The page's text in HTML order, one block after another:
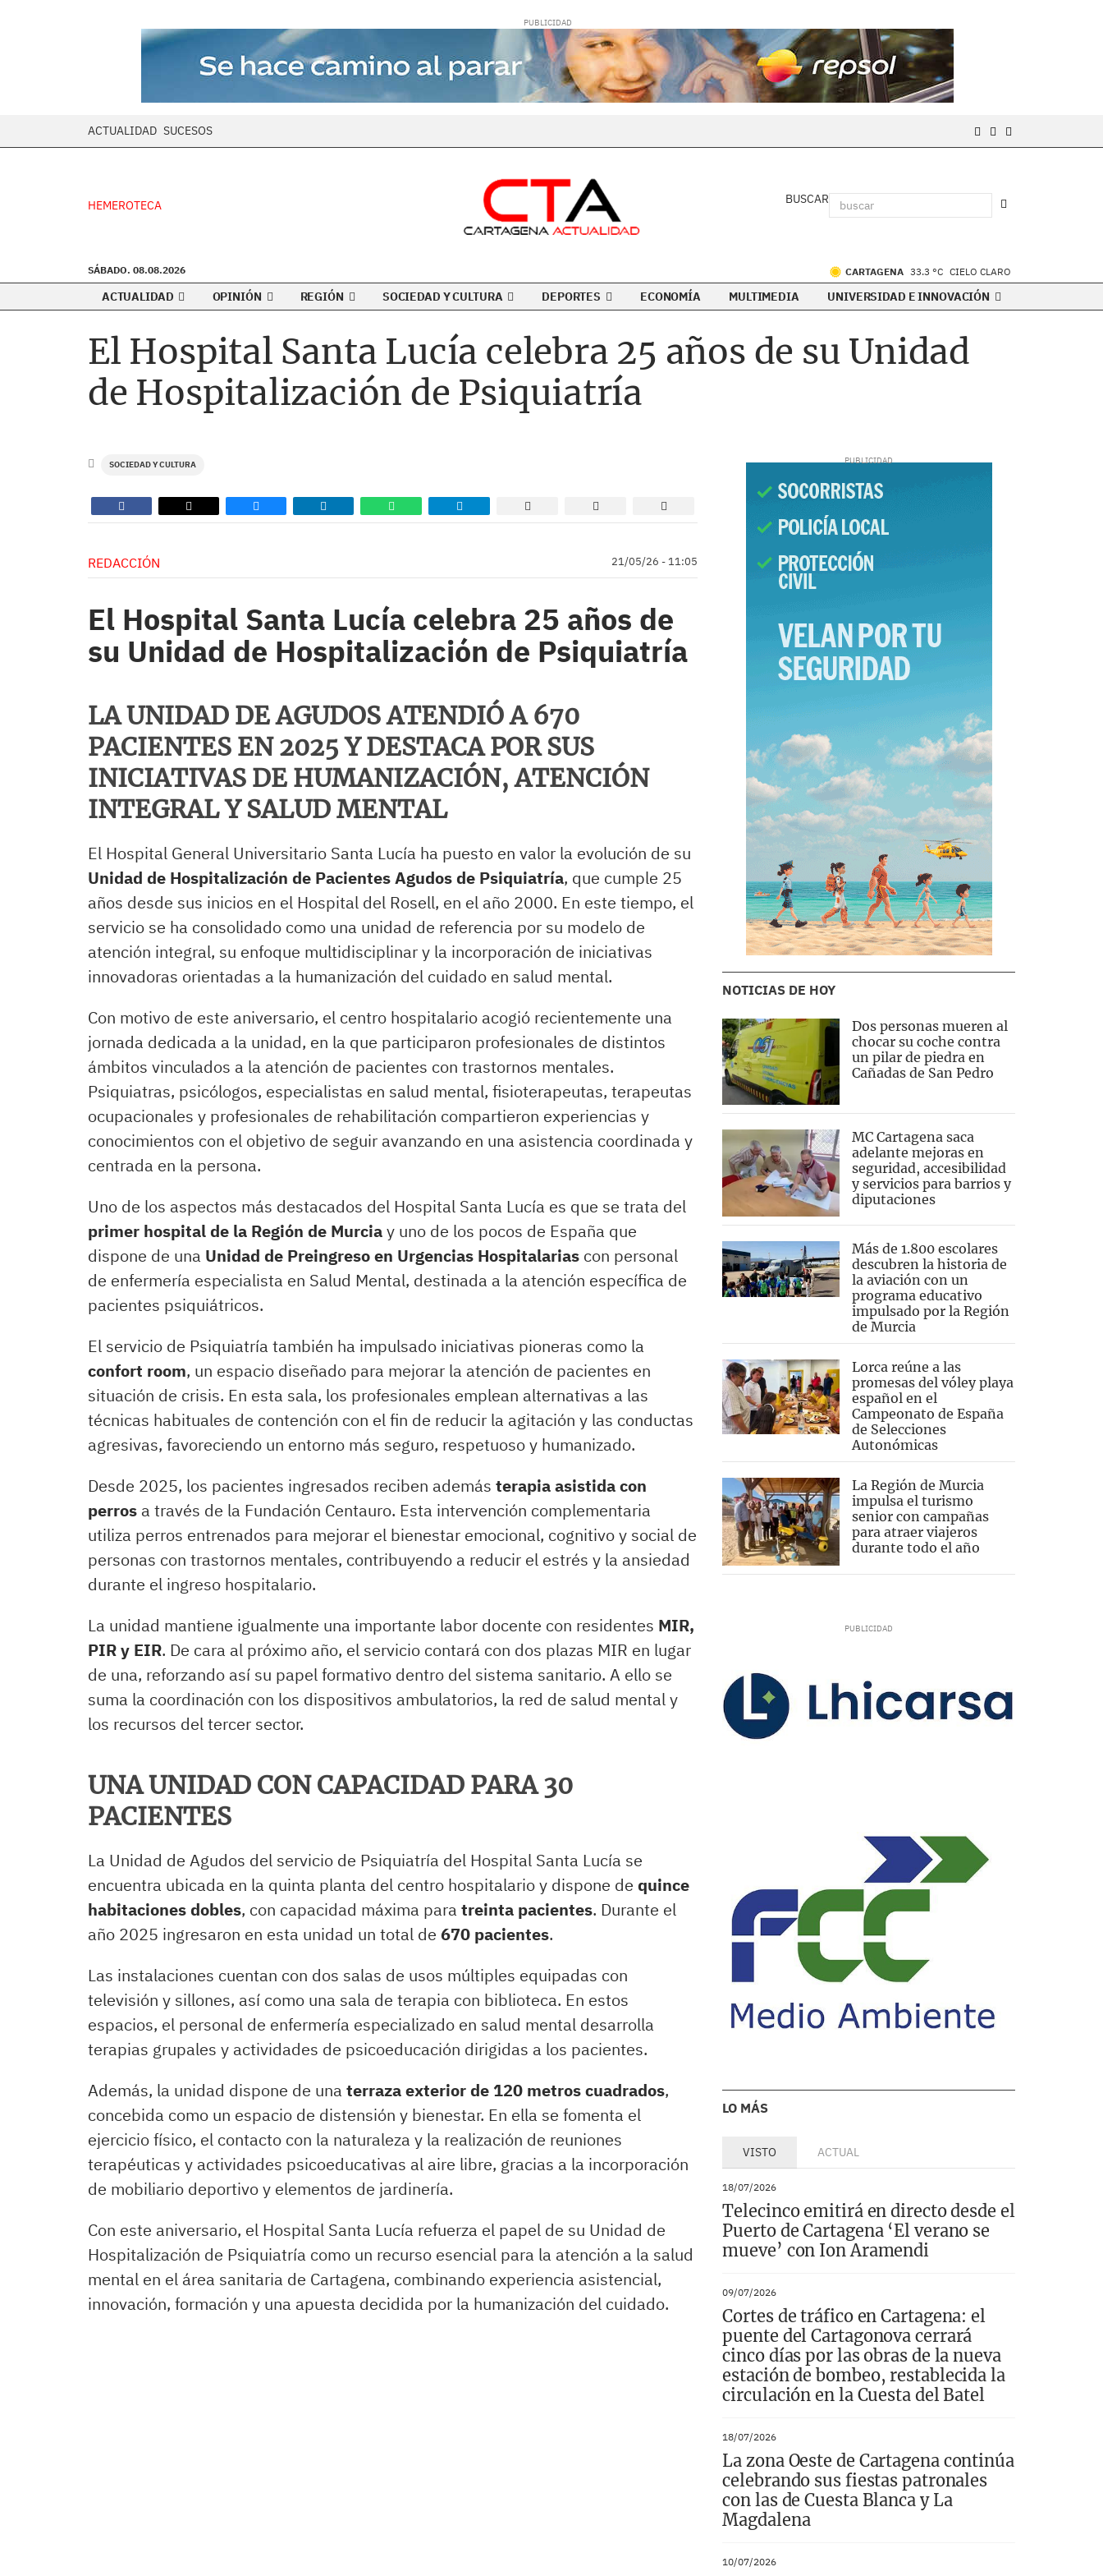
ACTUALIDAD SUCESOS
HEMEROTECA BUSCAR
SÁBADO. 08.08.2026 CARTAGENA 33.3 °C CIELO CLARO
ACTUALIDAD OPINIÓN REGIÓN SOCIEDAD Y CULTURA DEPORTES ECONOMÍA MULTIMEDIA UNIVERSIDAD E INNOVACIÓN
El Hospital Santa Lucía celebra 25 años de su Unidad
de Hospitalización de Psiquiatría
SOCIEDAD Y CULTURA
REDACCIÓN 21/05/26 - 11:05
El Hospital Santa Lucía celebra 25 años de
su Unidad de Hospitalización de Psiquiatría
LA UNIDAD DE AGUDOS ATENDIÓ A 670
PACIENTES EN 2025 Y DESTACA POR SUS
INICIATIVAS DE HUMANIZACIÓN, ATENCIÓN
INTEGRAL Y SALUD MENTAL
El Hospital General Universitario Santa Lucía ha puesto en valor la evolución de su
Unidad de Hospitalización de Pacientes Agudos de Psiquiatría, que cumple 25
años desde sus inicios en el Hospital del Rosell, en el año 2000. En este tiempo, el
servicio se ha consolidado como una unidad de referencia por su modelo de
atención integral, su enfoque multidisciplinar y la incorporación de iniciativas
innovadoras orientadas a la humanización del cuidado en salud mental.
Con motivo de este aniversario, el centro hospitalario acogió recientemente una
jornada dedicada a la unidad, en la que participaron profesionales de distintos
ámbitos vinculados a la atención de pacientes con trastornos mentales.
Psiquiatras, psicólogos, especialistas en salud mental, fisioterapeutas, terapeutas
ocupacionales y profesionales de rehabilitación compartieron experiencias y
conocimientos con el objetivo de seguir avanzando en una asistencia coordinada y
centrada en la persona.
Uno de los aspectos más destacados del Hospital Santa Lucía es que se trata del
primer hospital de la Región de Murciay uno de los pocos de España que
dispone de una Unidad de Preingreso en Urgencias Hospitalarias con personal
de enfermería especialista en Salud Mental, destinada a la atención específica de
pacientes psiquiátricos.
El servicio de Psiquiatría también ha impulsado iniciativas pioneras como la
confort room, un espacio diseñado para mejorar la atención de pacientes en
situación de crisis. En esta sala, los profesionales emplean alternativas a las
técnicas habituales de contención con el fin de reducir la agitación y las conductas
agresivas, favoreciendo un entorno más seguro, respetuoso y humanizado.
Desde 2025, los pacientes ingresados reciben además terapia asistida con
perros a través de la Fundación Centauro. Esta intervención complementaria
utiliza perros entrenados para mejorar el bienestar emocional, cognitivo y social de
personas con trastornos mentales, contribuyendo a reducir el estrés y la ansiedad
durante el ingreso hospitalario.
La unidad mantiene igualmente una importante labor docente con residentes MIR,
PIR y EIR. De cara al próximo año, el servicio contará con dos plazas MIR en lugar
de una, reforzando así su papel formativo dentro del sistema sanitario. A ello se
suma la coordinación con los dispositivos ambulatorios, la red de salud mental y
los recursos del tercer sector.
UNA UNIDAD CON CAPACIDAD PARA 30
PACIENTES
La Unidad de Agudos del servicio de Psiquiatría del Hospital Santa Lucía se
encuentra ubicada en la quinta planta del centro hospitalario y dispone de quince
habitaciones dobles, con capacidad máxima para treinta pacientes. Durante el
año 2025 ingresaron en esta unidad un total de 670 pacientes.
Las instalaciones cuentan con dos salas de usos múltiples equipadas con
televisión y sillones, así como una sala de terapia con biblioteca. En estos
espacios, el personal de enfermería especializado en salud mental desarrolla
terapias grupales y actividades de psicoeducación dirigidas a los pacientes.
Además, la unidad dispone de una terraza exterior de 120 metros cuadrados,
concebida como un espacio de distensión y bienestar. En ella se fomenta el
ejercicio físico, el contacto con la naturaleza y la realización de reuniones
terapéuticas y actividades psicoeducativas al aire libre, gracias a la incorporación
de mobiliario deportivo y elementos de jardinería.
Con este aniversario, el Hospital Santa Lucía refuerza el papel de su Unidad de
Hospitalización de Psiquiatría como un recurso esencial para la atención a la salud
mental en el área sanitaria de Cartagena, combinando experiencia asistencial,
innovación, formación y una apuesta decidida por la humanización del cuidado.
NOTICIAS DE HOY
Dos personas mueren al
chocar su coche contra
un pilar de piedra en
Cañadas de San Pedro
MC Cartagena saca
adelante mejoras en
seguridad, accesibilidad
y servicios para barrios y
diputaciones
Más de 1.800 escolares
descubren la historia de
la aviación con un
programa educativo
impulsado por la Región
de Murcia
Lorca reúne a las
promesas del vóley playa
español en el
Campeonato de España
de Selecciones
Autonómicas
La Región de Murcia
impulsa el turismo
senior con campañas
para atraer viajeros
durante todo el año
LO MÁS
VISTO ACTUAL
18/07/2026
Telecinco emitirá en directo desde el
Puerto de Cartagena ‘El verano se
mueve’ con Ion Aramendi
09/07/2026
Cortes de tráfico en Cartagena: el
puente del Cartagonova cerrará
cinco días por las obras de la nueva
estación de bombeo, restablecida la
circulación en la Cuesta del Batel
18/07/2026
La zona Oeste de Cartagena continúa
celebrando sus fiestas patronales
con las de Cuesta Blanca y La
Magdalena
10/07/2026